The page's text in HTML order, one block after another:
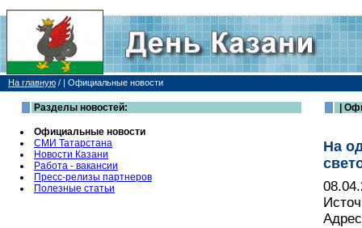
На главную / | Официальные новости
Разделы новостей:
Официальные новости
СМИ Татарстана
Новости Казани
Работа - вакансии
Пресс-релизы партнеров
Полезные статьи
|
На